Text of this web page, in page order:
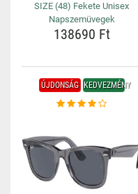
SIZE (48) Fekete Unisex
Napszemüvegek
138690 Ft
ÚJDONSÁG KEDVEZMÉNY